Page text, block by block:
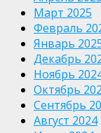
Март 2025
Февраль
Январь
Декабрь
Ноябрь
Октябрь
Сентябрь
Август 2024